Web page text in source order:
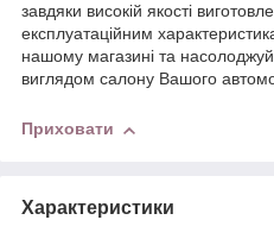
завдяки високій якості
експлуатаційним
нашому магазині та
виглядом салону Вашого
Приховати
Характеристики